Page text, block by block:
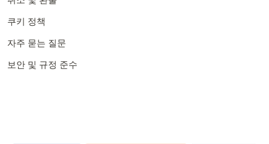
쿠키 정책
자주 묻는 질문
보안 및 규정 준수